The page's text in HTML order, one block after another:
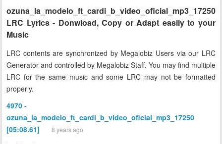
ozuna_la_modelo_ft_cardi_b_video_oficial_mp3_17250
LRC Lyrics - Donwload, Copy or Adapt easily to your
Music
LRC contents are synchronized by Megalobiz Users via our LRC
Generator and controlled by Megalobiz Staff. You may find multiple
LRC for the same music and some LRC may not be formatted
properly.
4970 -
ozuna_la_modelo_ft_cardi_b_video_oficial_mp3_17250
[05:08.61]
8 years ago